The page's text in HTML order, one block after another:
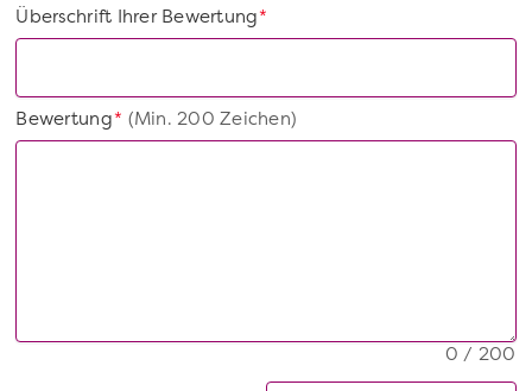
*
Überschrift Ihrer Bewertung
*
Bewertung(Min. 200 Zeichen)
0 / 200